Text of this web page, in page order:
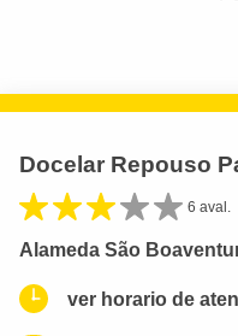
Docelar Repouso
6 aval.
Alameda São
ver horario de